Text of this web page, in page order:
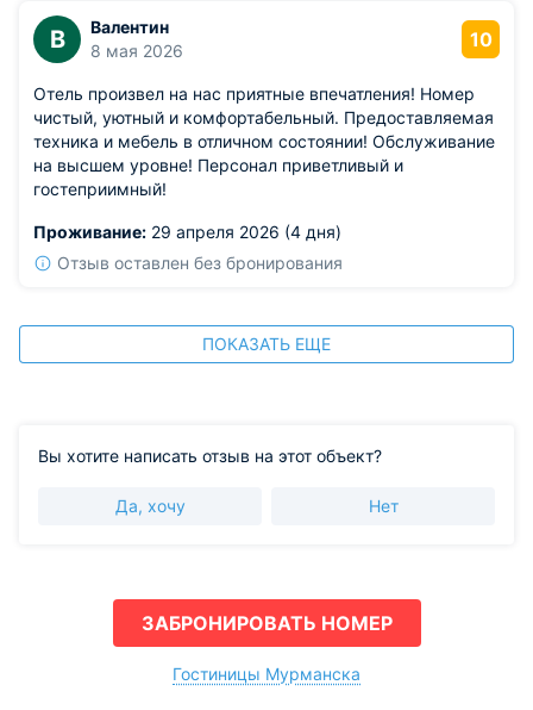
В
Валентин
8 мая 2026
10
Отель произвел на нас приятные впечатления! Номер
чистый, уютный и комфортабельный. Предоставляемая
техника и мебель в отличном состоянии! Обслуживание
на высшем уровне! Персонал приветливый и
гостеприимный!
Проживание: 29 апреля 2026 (4 дня)
Отзыв оставлен без бронирования
ПОКАЗАТЬ ЕЩЕ
Вы хотите написать отзыв на этот объект?
Да, хочу Нет
ЗАБРОНИРОВАТЬ НОМЕР
Гостиницы Мурманска